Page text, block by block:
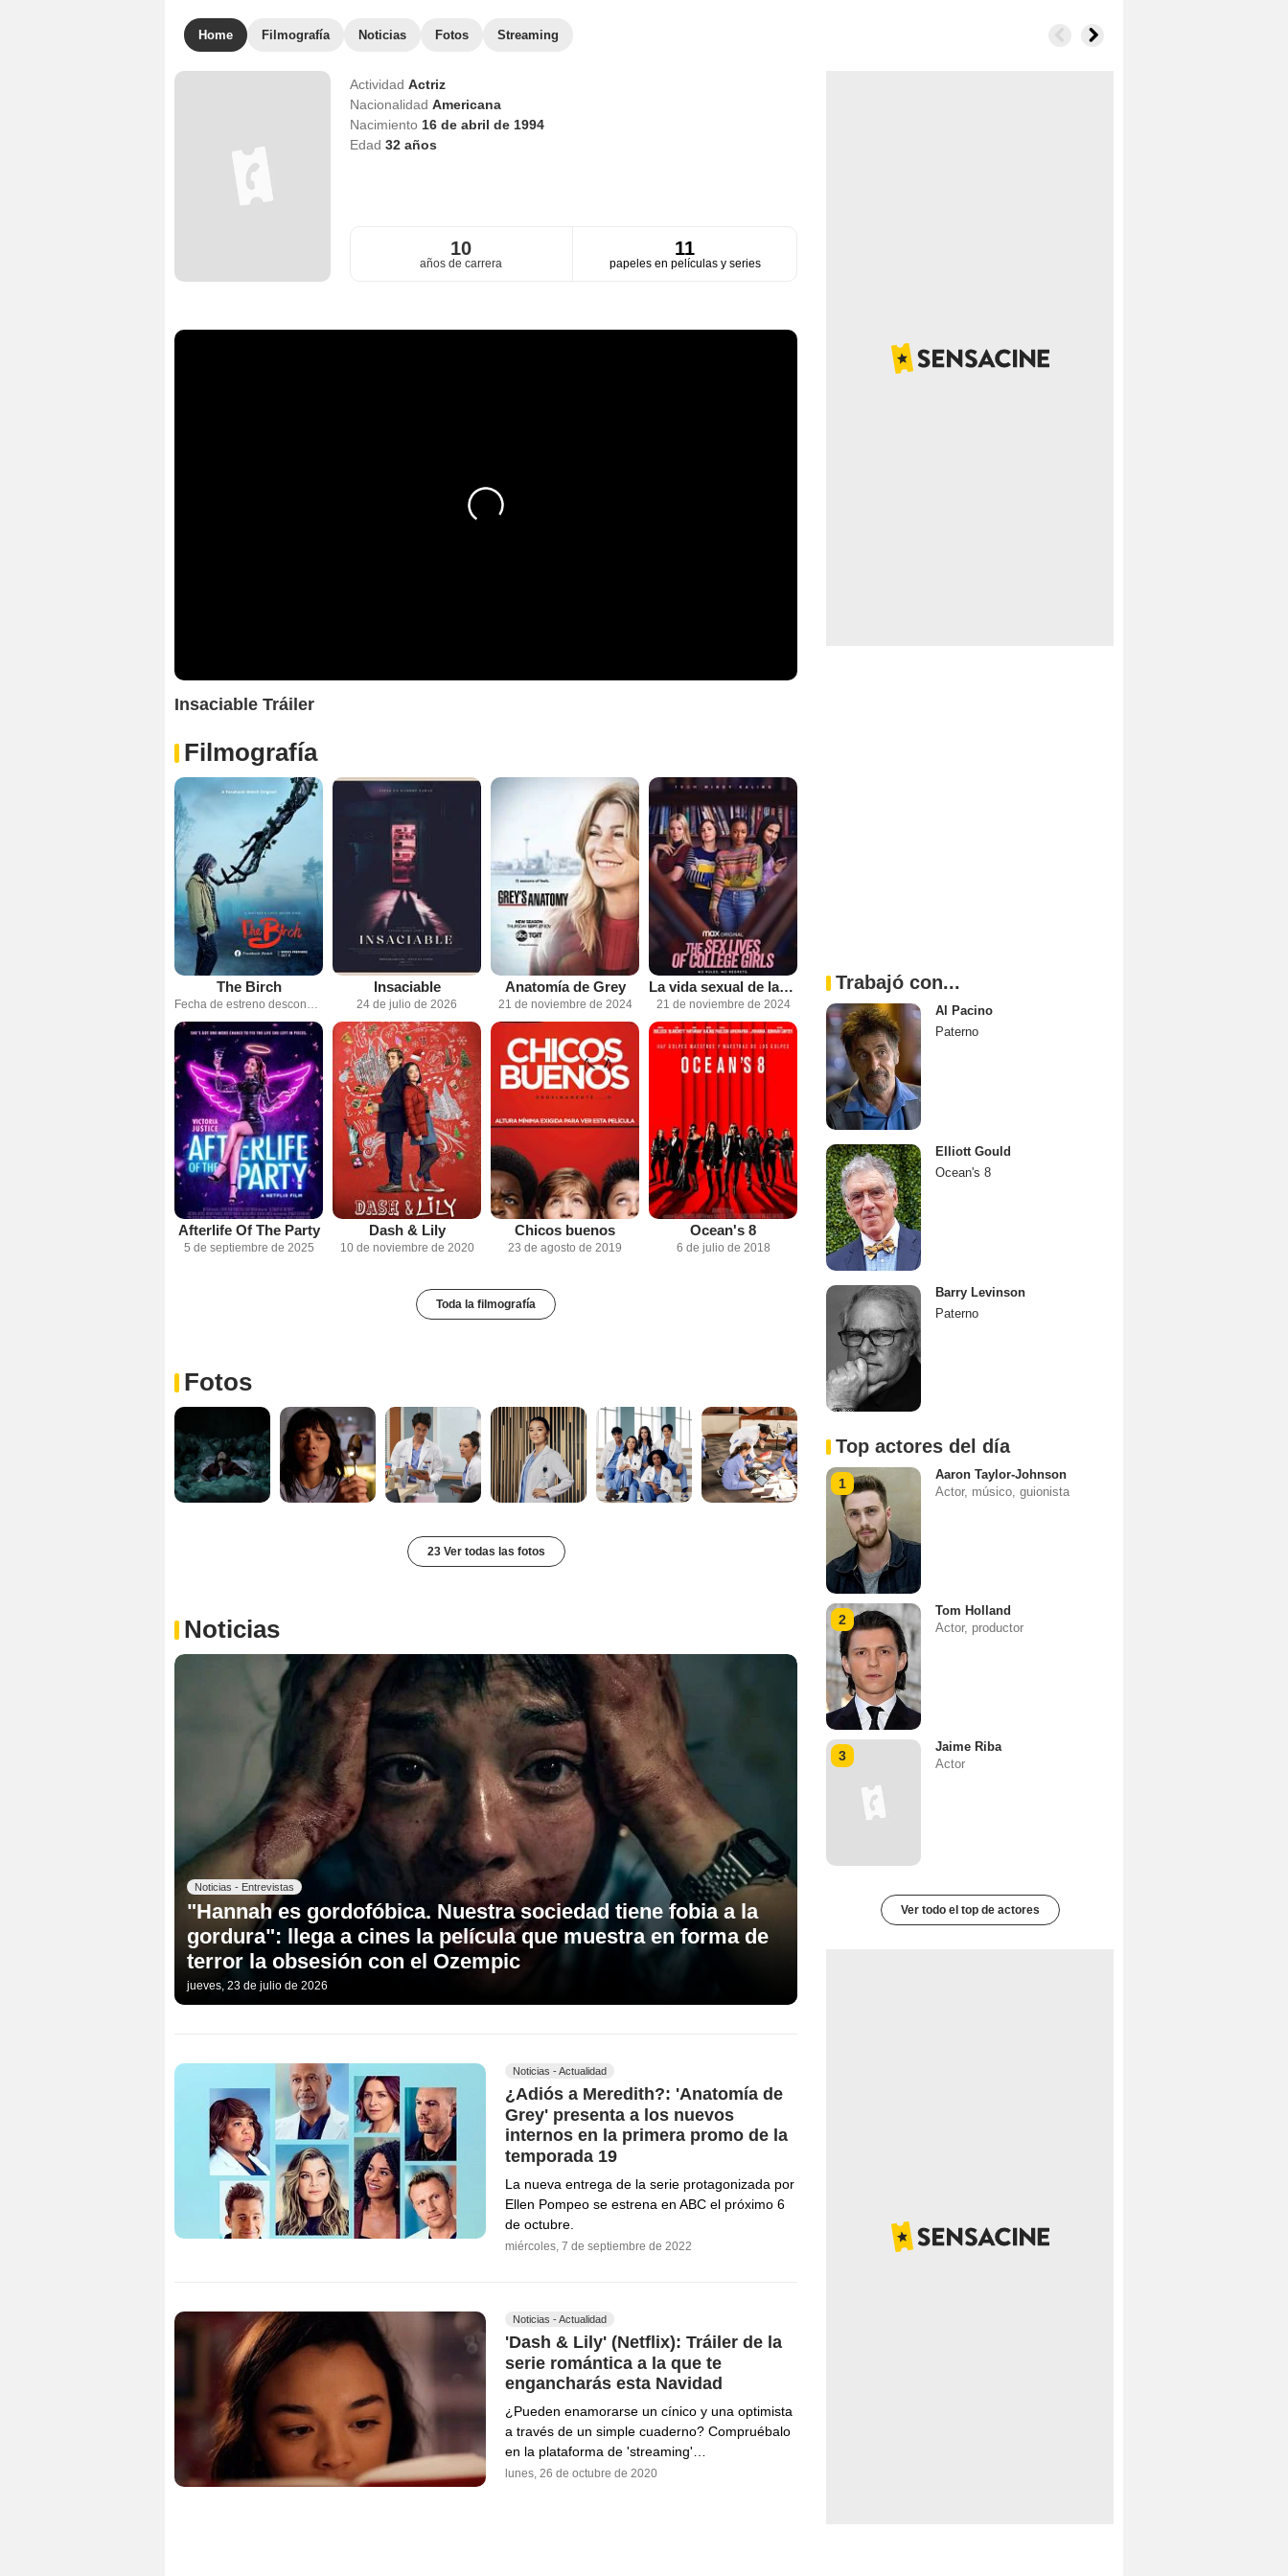
Home Filmografía Noticias Fotos Streaming
Actividad Actriz
Nacionalidad Americana
Nacimiento 16 de abril de 1994
Edad 32años
10
años de carrera
11
papeles en películas y series
Insaciable Tráiler
Filmografía
The Birch Insaciable
24 de julio de 2026
Anatomía de Grey
21 de noviembre de 2024
La vida sexual de las universitarias
21 de noviembre de 2024
Afterlife Of The Party
5 de septiembre de 2025
Dash & Lily
10 de noviembre de 2020
Chicos buenos
23 de agosto de 2019
Ocean's 8
6 de julio de 2018
Toda la filmografía
Fotos
23 Ver todas las fotos
Noticias
Noticias - Entrevistas
"Hannah es gordofóbica. Nuestra sociedad tiene fobia a la
gordura": llega a cines la película que muestra en forma de
terror la obsesión con el Ozempic
jueves, 23 de julio de 2026
Noticias - Actualidad
¿Adiós a Meredith?: 'Anatomía de
Grey' presenta a los nuevos
internos en la primera promo de la
temporada 19
La nueva entrega de la serie protagonizada por
Ellen Pompeo se estrena en ABC el próximo 6
de octubre.
miércoles, 7 de septiembre de 2022
Noticias - Actualidad
'Dash & Lily' (Netflix): Tráiler de la
serie romántica a la que te
engancharás esta Navidad
¿Pueden enamorarse un cínico y una optimista
a través de un simple cuaderno? Compruébalo
en la plataforma de 'streaming'…
lunes, 26 de octubre de 2020
Trabajó con...
Al Pacino
Paterno
Elliott Gould
Ocean's 8
Barry Levinson
Paterno
Top actores del día
1
Aaron Taylor-Johnson
Actor, músico, guionista
2
Tom Holland
Actor, productor
3
Jaime Riba
Actor
Ver todo el top de actores